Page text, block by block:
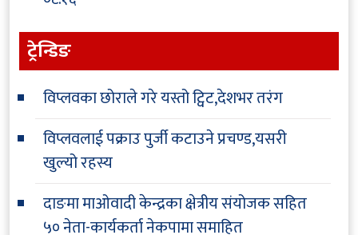
ट्रेन्डिङ
विप्लवका छोराले गरे यस्तो ट्विट,देशभर तरंग
विप्लवलाई पक्राउ पुर्जी कटाउने प्रचण्ड,यसरी
खुल्यो रहस्य
दाङमा माओवादी केन्द्रका क्षेत्रीय संयोजक सहित
५० नेता-कार्यकर्ता नेकपामा समाहित